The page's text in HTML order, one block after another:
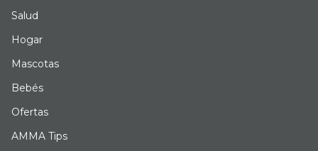
Salud
Hogar
Mascotas
Bebés
Ofertas
AMMA Tips